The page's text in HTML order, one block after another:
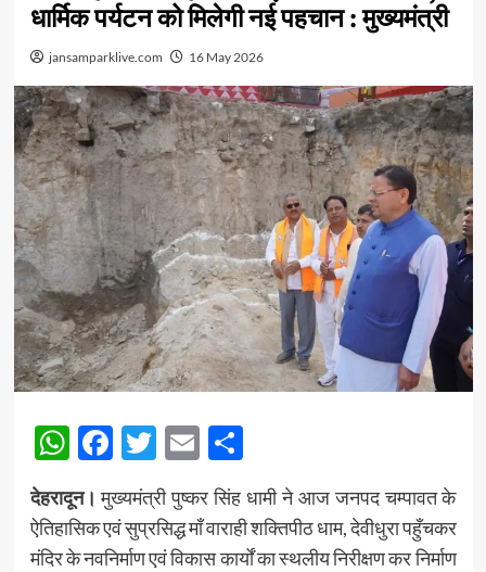
धार्मिक पर्यटन को मिलेगी नई पहचान : मुख्यमंत्री
jansamparklive.com 16 May 2026
WhatsApp
Facebook
Twitter
EmailShare
देहरादून। मुख्यमंत्री पुष्कर सिंह धामी ने आज जनपद चम्पावत के
ऐतिहासिक एवं सुप्रसिद्ध माँ वाराही शक्तिपीठ धाम, देवीधुरा पहुँचकर
मंदिर के नवनिर्माण एवं विकास कार्यों का स्थलीय निरीक्षण कर निर्माण